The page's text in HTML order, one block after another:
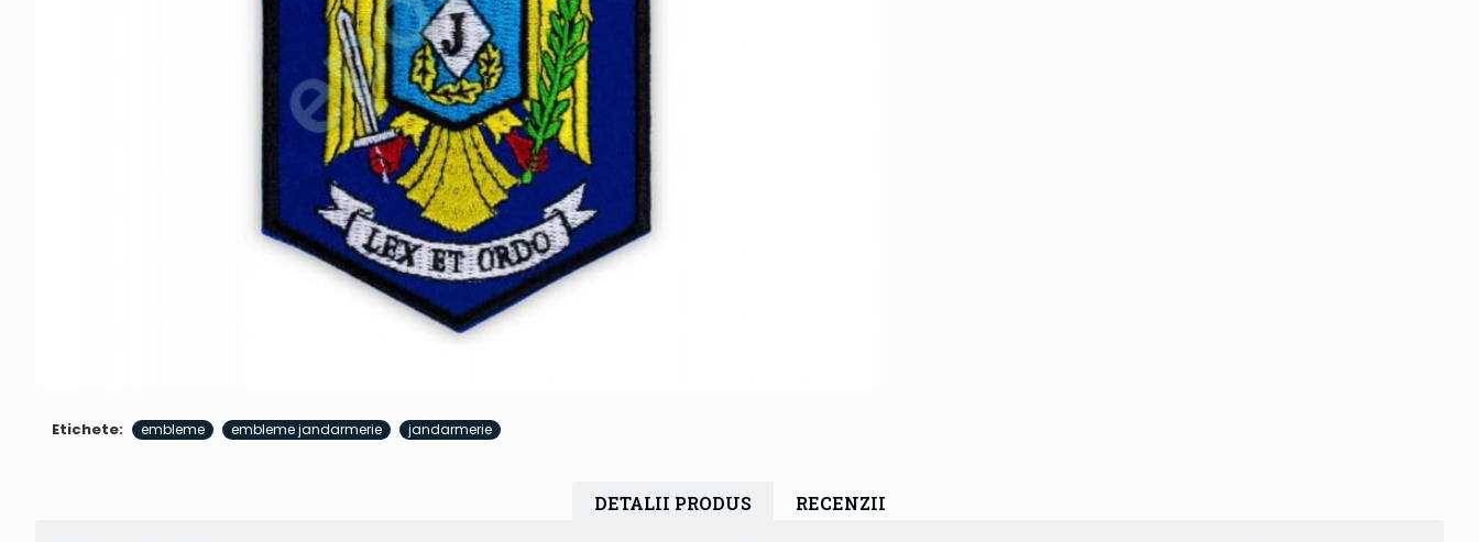
Etichete: embleme embleme jandarmerie jandarmerie
DETALII PRODUS RECENZII